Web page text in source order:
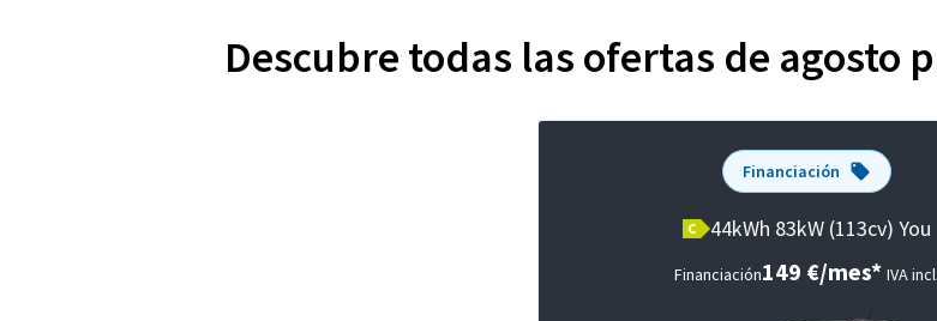
Descubre todas las ofertas de agosto
Financiación
C 44kWh 83kW (113cv) You
Financiación149 €/mes* IVA incl.